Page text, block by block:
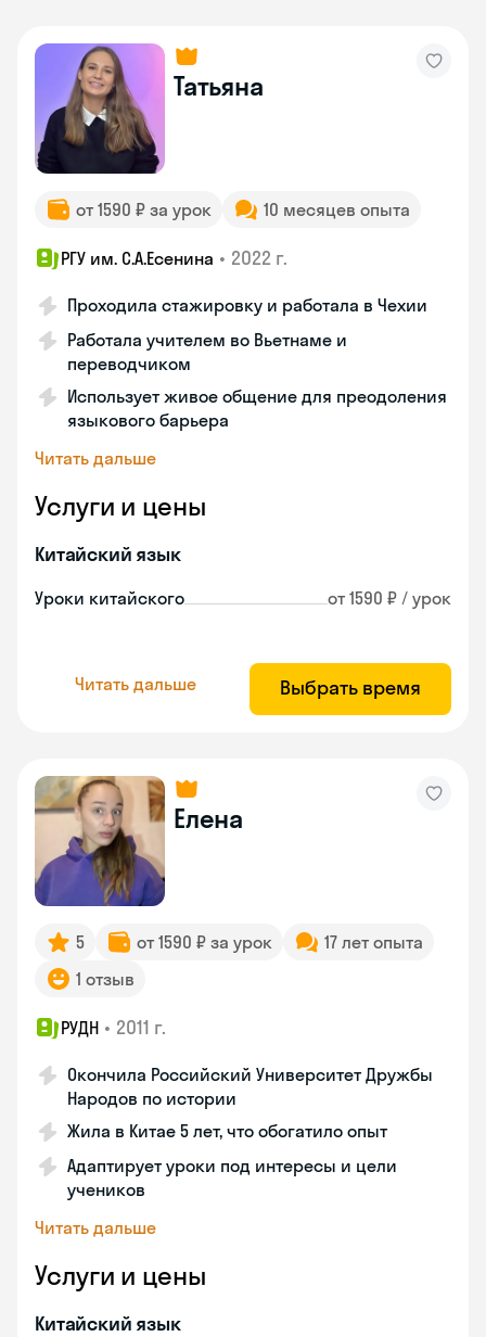
Татьяна
от 1590 ₽ за урок 10 месяцев опыта
РГУ им. С.А.Есенина • 2022 г.
Проходила стажировку и работала в Чехии
Работала учителем во Вьетнаме и
переводчиком
Использует живое общение для преодоления
языкового барьера
Читать дальше
Услуги и цены
Китайский язык
Уроки китайского от 1590 ₽ / урок
Читать дальше Выбрать время
Елена
5 от 1590 ₽ за урок
17 лет опыта
1 отзыв
РУДН • 2011 г.
Окончила Российский Университет Дружбы
Народов по истории
Жила в Китае 5 лет, что обогатило опыт
Адаптирует уроки под интересы и цели
учеников
Читать дальше
Услуги и цены
Китайский язык